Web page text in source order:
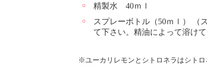
精製水 40ｍｌ
スプレーボトル（50ｍｌ） （
て下さい。精油によって溶け
※ユーカリレモンとシトロネラはシト